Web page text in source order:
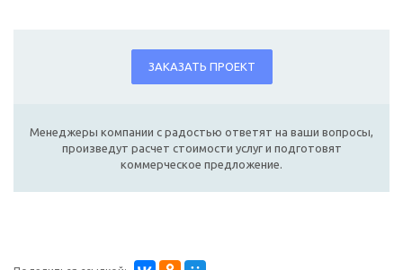
ЗАКАЗАТЬ ПРОЕКТ
Менеджеры компании с радостью ответят на ваши вопросы,
произведут расчет стоимости услуг и подготовят
коммерческое предложение.